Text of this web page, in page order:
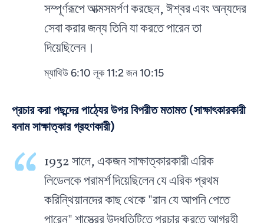
সম্পূর্ণরূপে আত্মসমর্পণ করছেন, ঈশ্বর এবং অন্যদের
সেবা করার জন্য তিনি যা করতে পারেন তা
দিয়েছিলেন।
ম্যাথিউ 6:10 লূক 11:2 জন 10:15
প্রচার করা পছন্দের পাঠ্যের উপর বিপরীত মতামত (সাক্ষাৎকারকারী
বনাম সাক্ষাত্কার গ্রহণকারী)
1932 সালে, একজন সাক্ষাত্কারকারী এরিক
লিডেলকে পরামর্শ দিয়েছিলেন যে এরিক প্রথম
করিন্থিয়ানদের কাছ থেকে "রান যে আপনি পেতে